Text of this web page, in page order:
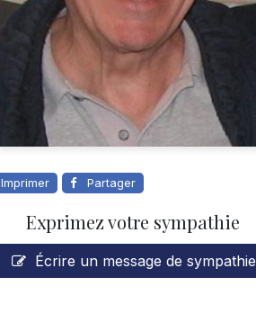
Imprimer Partager
Exprimez votre sympathie
Écrire un message de sympathie